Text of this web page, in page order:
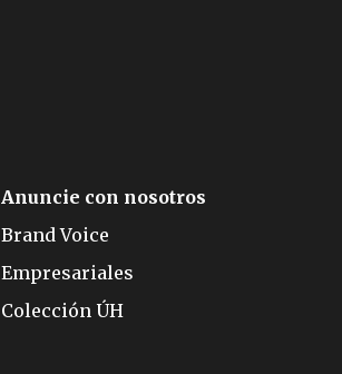
Anuncie con nosotros
Brand Voice
Empresariales
Colección ÚH